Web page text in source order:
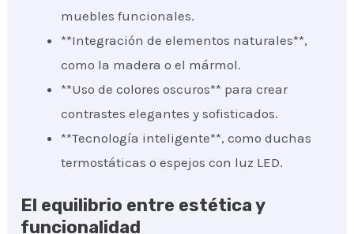
muebles funcionales.
**Integración de elementos naturales**,
como la madera o el mármol.
**Uso de colores oscuros** para crear
contrastes elegantes y sofisticados.
**Tecnología inteligente**, como duchas
termostáticas o espejos con luz LED.
El equilibrio entre estética y
funcionalidad